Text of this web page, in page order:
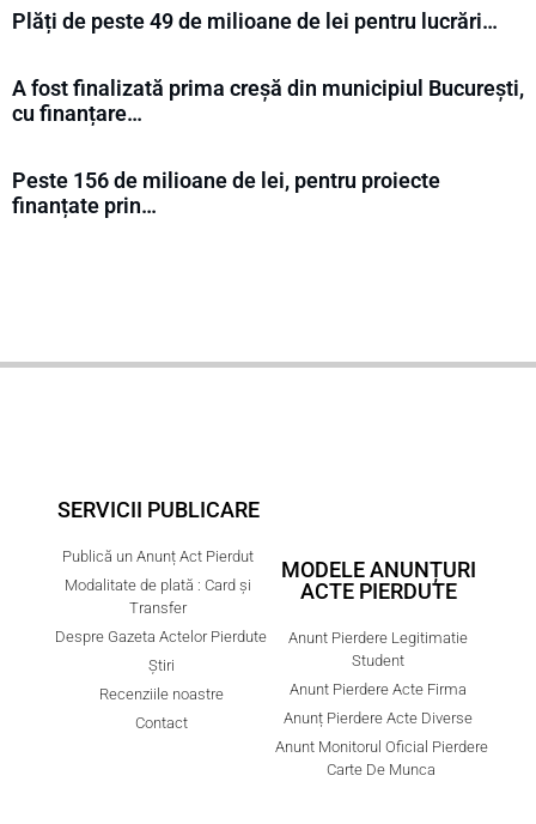
Plăți de peste 49 de milioane de lei pentru lucrări…
A fost finalizată prima creșă din municipiul București,
cu finanțare…
Peste 156 de milioane de lei, pentru proiecte
finanțate prin…
SERVICII PUBLICARE
Publică un Anunț Act Pierdut
Modalitate de plată : Card și
Transfer
Despre Gazeta Actelor Pierdute
Știri
Recenziile noastre
Contact
MODELE ANUNȚURI
ACTE PIERDUTE
Anunt Pierdere Legitimatie
Student
Anunt Pierdere Acte Firma
Anunț Pierdere Acte Diverse
Anunt Monitorul Oficial Pierdere
Carte De Munca